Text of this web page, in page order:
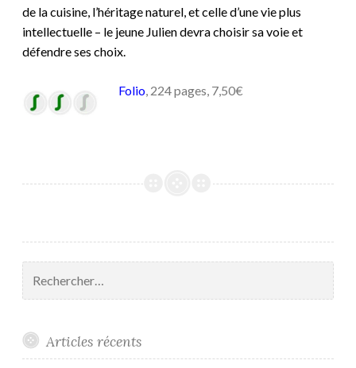
de la cuisine, l’héritage naturel, et celle d’une vieplus
intellectuelle – le jeune Julien devra choisir sa voie et
défendre ses choix.
Folio, 224 pages, 7,50€
Articles récents